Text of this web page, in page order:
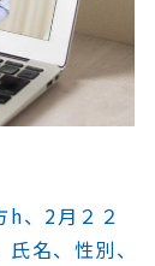
h、2月２２
名、性別、